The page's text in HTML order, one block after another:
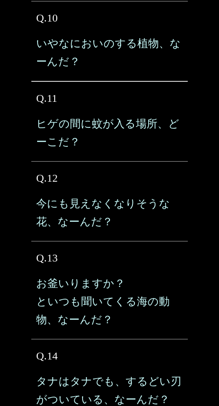
Q.10
いやなにおいのする植物、な
ーんだ？
Q.11
ヒゲの間に蚊が入る場所、ど
ーこだ？
Q.12
今にも見えなくなりそうな
花、なーんだ？
Q.13
お釜いりますか？
といつも聞いてくる海の動
物、なーんだ？
Q.14
タナはタナでも、するどい刃
がついている、なーんだ？